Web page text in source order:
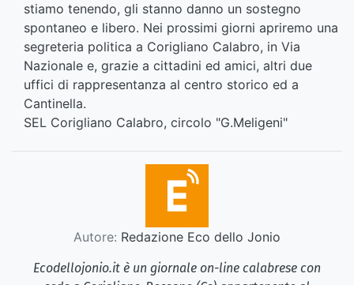
stiamo tenendo, gli stanno danno un sostegno
spontaneo e libero. Nei prossimi giorni apriremo una
segreteria politica a Corigliano Calabro, in Via
Nazionale e, grazie a cittadini ed amici, altri due
uffici di rappresentanza al centro storico ed a
Cantinella.
SEL Corigliano Calabro, circolo "G.Meligeni"
Autore: Redazione Eco dello Jonio
Ecodellojonio.it è un giornale on-line calabrese con